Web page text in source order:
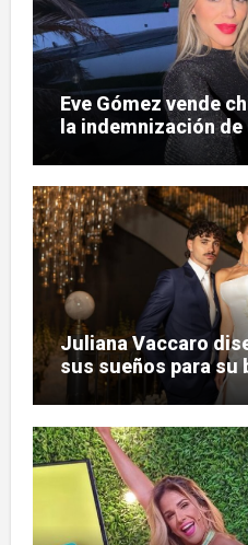
Eve Gómez vende
la indemnización
Juliana Vaccaro
sus sueños para su
Prado